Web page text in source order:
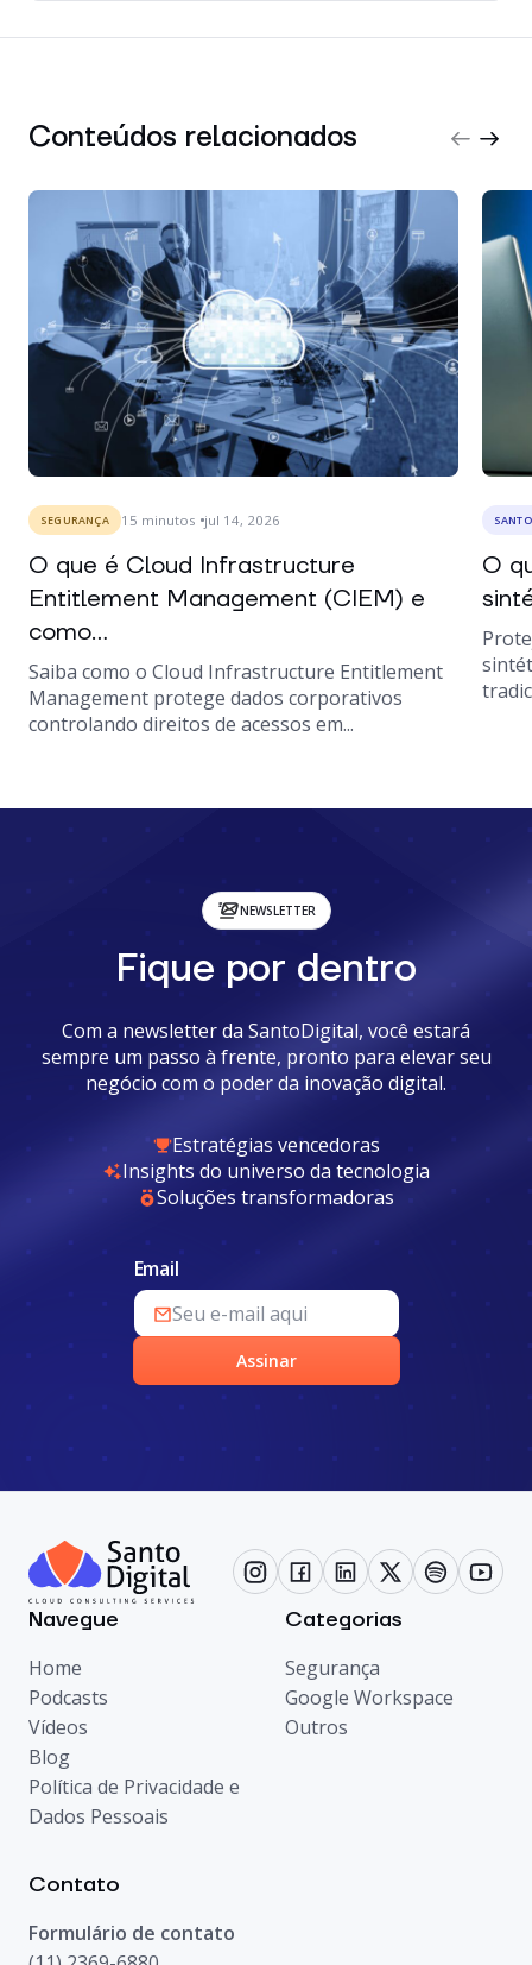
Conteúdos relacionados
SEGURANÇA 15 minutos jul 14, 2026
O que é Cloud Infrastructure
Entitlement Management (CIEM) e
como...
Saiba como o Cloud Infrastructure Entitlement
Management protege dados corporativos
controlando direitos de acessos em...
O
NEWSLETTER
Fique por dentro
Com a newsletter da SantoDigital, você estará
sempre um passo à frente, pronto para elevar seu
negócio com o poder da inovação digital.
Estratégias vencedoras
Insights do universo da tecnologia
Soluções transformadoras
Email
Assinar
Navegue
Home
Podcasts
Vídeos
Blog
Política de Privacidade e
Dados Pessoais
Categorias
Segurança
Google Workspace
Outros
Contato
Formulário de contato